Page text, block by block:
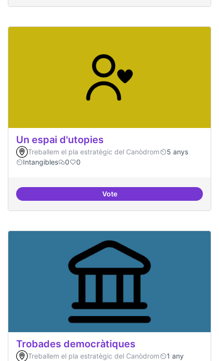
Un espai d'utopies
Treballem el pla estratègic del Canòdrom
5 anys
Intangibles
0 0
VoteUn espai d'utopies
Trobades democràtiques
Treballem el pla estratègic del Canòdrom
1 any